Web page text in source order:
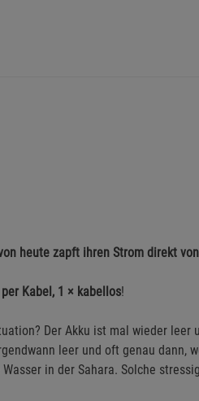
heute zapft ihren Strom direkt
Kabel, 1 × kabellos!
Der Akku ist mal wieder
leer und oft genau dann,
in der Sahara. Solche